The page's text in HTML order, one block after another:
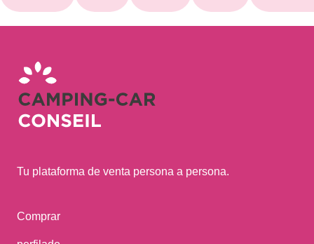
Tu plataforma de venta persona a persona.
Comprar